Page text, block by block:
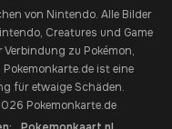
von Nintendo. Alle Bilder
Creatures und Game
Verbindung zu Pokémon,
ist eine
für etwaige Schäden.
Pokemonkarte.de